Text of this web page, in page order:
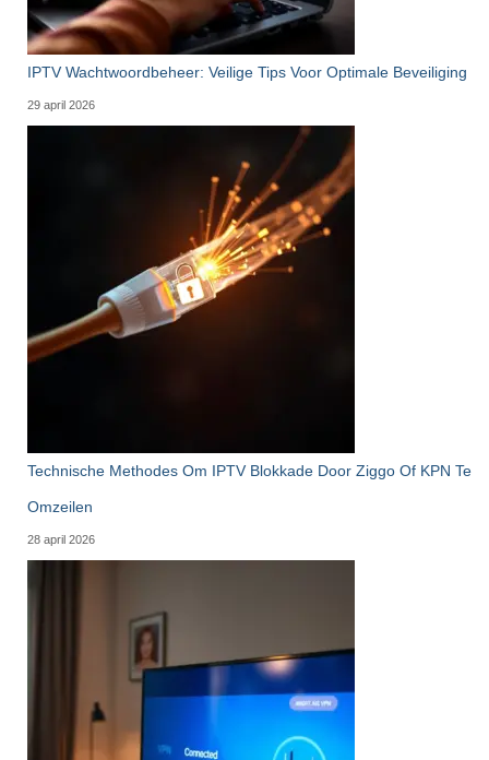
IPTV Wachtwoordbeheer: Veilige Tips Voor Optimale Beveiliging
29 april 2026
Technische Methodes Om IPTV Blokkade Door Ziggo Of KPN Te
Omzeilen
28 april 2026